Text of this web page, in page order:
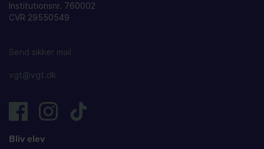
Institutionsnr. 760002
CVR 29550549
Send sikker mail
vgt@vgt.dk
Bliv elev